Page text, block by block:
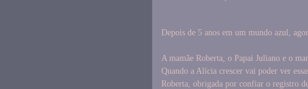
Depois de 5 anos em um mundo azul,
A mamãe Roberta, o Papai Juliano e o
Quando a Alícia crescer vai poder ver
Roberta, obrigada por confiar o registro